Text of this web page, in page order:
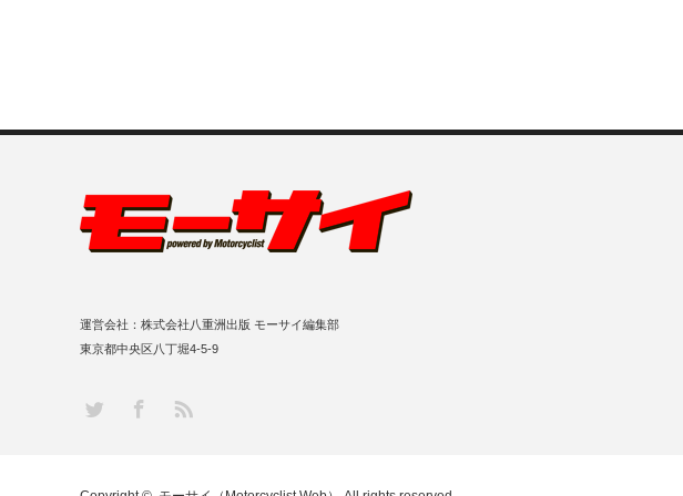
運営会社：株式会社八重洲出版 モーサイ編集部
東京都中央区八丁堀4-5-9
Twitter Facebook
RSS